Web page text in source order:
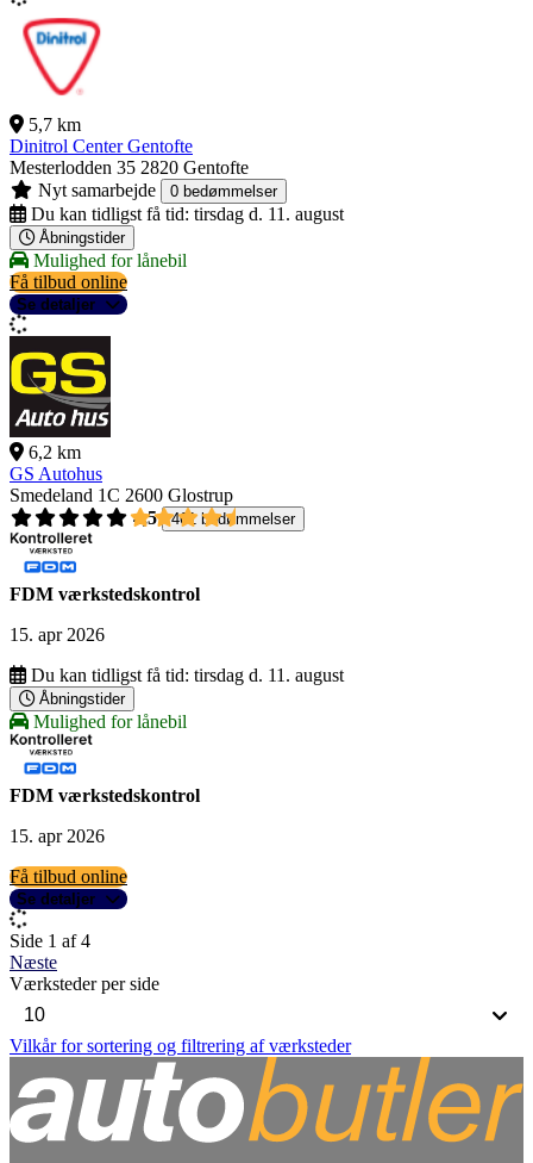
5,7 km
Dinitrol Center Gentofte
Mesterlodden 35 2820 Gentofte
Nyt samarbejde
0 bedømmelser
Du kan tidligst få tid: tirsdag d. 11. august
Åbningstider
Mulighed for lånebil
Få tilbud online
Se detaljer
6,2 km
GS Autohus
Smedeland 1C 2600 Glostrup
4,5
461 bedømmelser
FDM værkstedskontrol
15. apr 2026
Du kan tidligst få tid: tirsdag d. 11. august
Åbningstider
Mulighed for lånebil
FDM værkstedskontrol
15. apr 2026
Få tilbud online
Se detaljer
Side 1 af 4
Næste
Værksteder per side
Vilkår for sortering og filtrering af værksteder